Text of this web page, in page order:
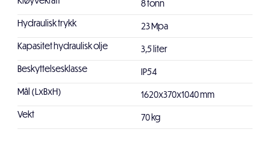
8 tonn
Hydraulisk trykk
23 Mpa
Kapasitet hydraulisk olje
3,5 liter
Beskyttelsesklasse
IP54
Mål (LxBxH)
1620x370x1040 mm
Vekt
70 kg